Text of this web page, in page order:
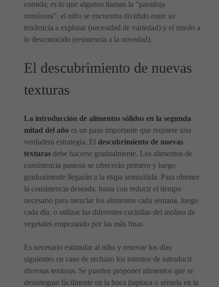
comida; es lo que algunos llaman la "paradoja
omnívora": el niño se encuentra dividido entre su
tendencia a explorar (necesidad de variedad) y el miedo a
lo desconocido (resistencia a la novedad).
El descubrimiento de nuevas
texturas
La introducción de alimentos sólidos en la segunda
mitad del año es un paso importante que requiere una
verdadera estrategia. El descubrimiento de nuevas
texturas debe hacerse gradualmente. Los alimentos de
consistencia pastosa se ofrecerán primero y luego
gradualmente llegarán a la etapa semisólida. Para obtener
la consistencia deseada, basta con reducir el tiempo
necesario para mezclar los alimentos cada semana, luego
cada día, o utilizar las diferentes cuchillas del molino de
vegetales empezando por las más finas.
Es necesario estimular al niño y renovar los días
siguientes en caso de rechazo los intentos de introducir
diversas texturas. Se pueden proponer alimentos que se
desintegran fácilmente en la boca (tapioca o sémola en la